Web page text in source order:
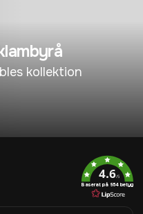
kollektion
4.6/5
Baserat på 954 betyg